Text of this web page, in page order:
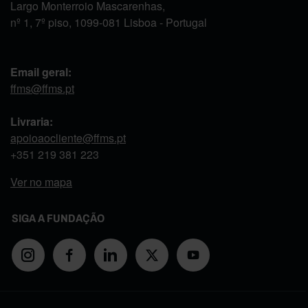
Largo Monterroio Mascarenhas,
nº 1, 7º piso, 1099-081 Lisboa - Portugal
Email geral:
ffms@ffms.pt
Livraria:
apoioaocliente@ffms.pt
+351 219 381 223
Ver no mapa
SIGA A FUNDAÇÃO